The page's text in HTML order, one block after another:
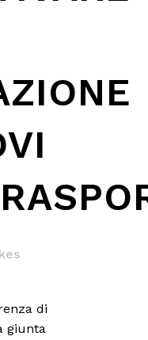
di
giunta